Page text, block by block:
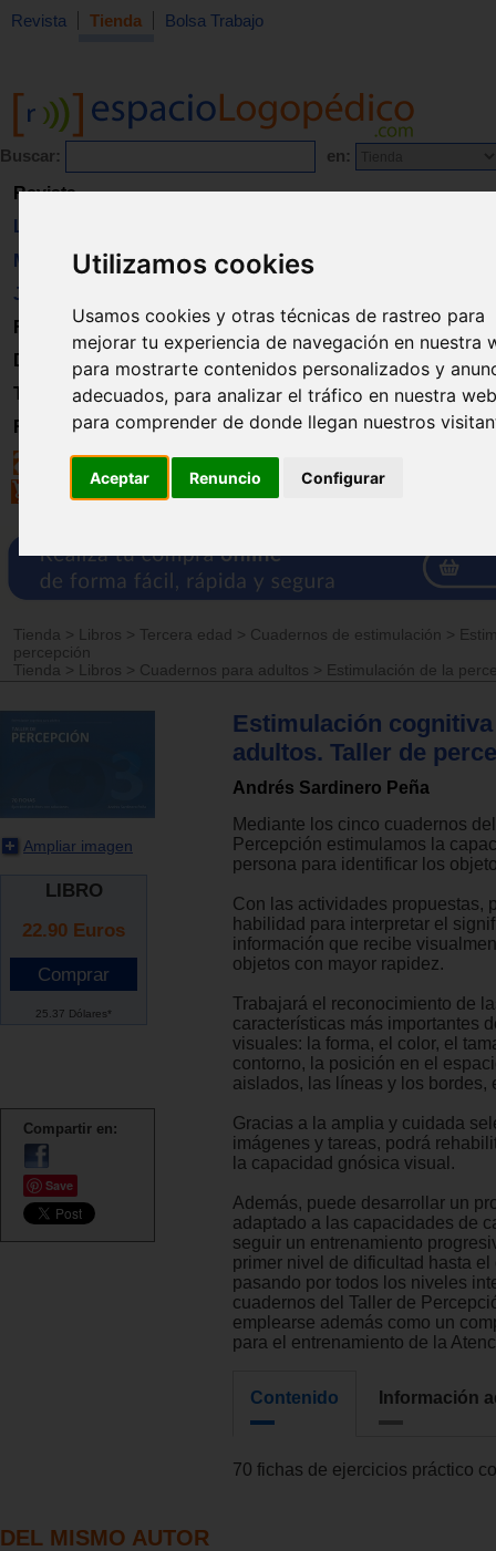
Utilizamos cookies
Usamos cookies y otras técnicas de rastreo para
mejorar tu experiencia de navegación en nuestra
para mostrarte contenidos personalizados y
adecuados, para analizar el tráfico en nuestra
para comprender de donde llegan nuestros
Aceptar Renuncio Configurar
Revista Tienda Bolsa Trabajo
Buscar: en:
Revista
Libros
Material
Juguetes
Formación
Directorio
Trabajo
Registro
Tienda > Libros > Tercera edad > Cuadernos de estimulación >
percepción
Tienda
> Libros > Cuadernos para adultos > Estimulación de la
Ampliar imagen
LIBRO
22.90 Euros
25.37 Dólares*
Compartir en:
Save
Estimulación
adultos. Taller de
Andrés Sardinero Peña
Mediante los cinco cuadernos
Percepción estimulamos la
persona para identificar los
Con las actividades propuestas,
habilidad para interpretar el
información que recibe
objetos con mayor rapidez.
Trabajará el reconocimiento de
características más importantes
visuales: la forma, el color, el
contorno, la posición en el
aislados, las líneas y los bordes,
Gracias a la amplia y cuidada
imágenes y tareas, podrá
la capacidad gnósica visual.
Además, puede desarrollar un
adaptado a las capacidades de
seguir un entrenamiento
primer nivel de dificultad hasta
pasando por todos los niveles
cuadernos del Taller de
emplearse además como un
para el entrenamiento de la
Contenido Información
70 fichas de ejercicios práctico
DEL MISMO AUTOR